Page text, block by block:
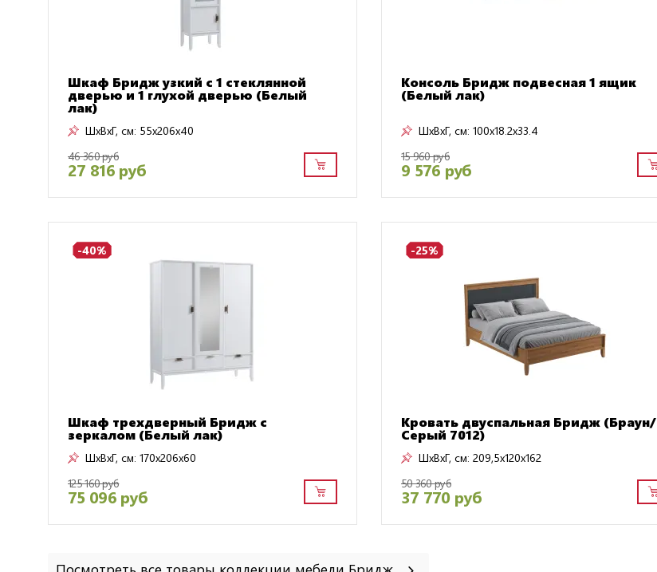
Шкаф Бридж узкий с 1 стеклянной
дверью и 1 глухой дверью (Белый
лак)
ШxВxГ, см: 55x206x40
46 360 руб
27 816 руб
Консоль Бридж подвесная 1 ящик
(Белый лак)
ШxВxГ, см: 100x18.2x33.4
15 960 руб
9 576 руб
-40%
Шкаф трехдверный Бридж с
зеркалом (Белый лак)
ШxВxГ, см: 170x206x60
125 160 руб
75 096 руб
-25%
Кровать двуспальная Бридж (Браун/
Серый 7012)
ШxВxГ, см: 209,5x120x162
50 360 руб
37 770 руб